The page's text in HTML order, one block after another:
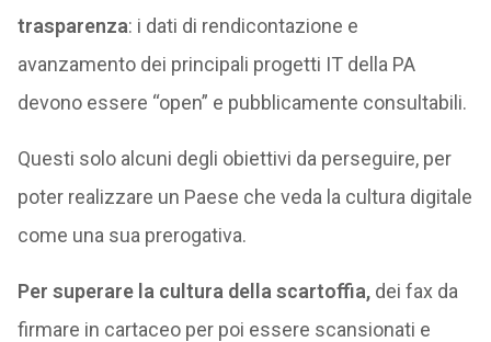
trasparenza: i dati di rendicontazione e
avanzamento dei principali progetti IT della PA
devono essere “open” e pubblicamente consultabili.
Questi solo alcuni degli obiettivi da perseguire, per
poter realizzare un Paese che veda la cultura digitale
come una sua prerogativa.
Per superare la cultura della scartoffia,dei fax da
firmare in cartaceo per poi essere scansionati e